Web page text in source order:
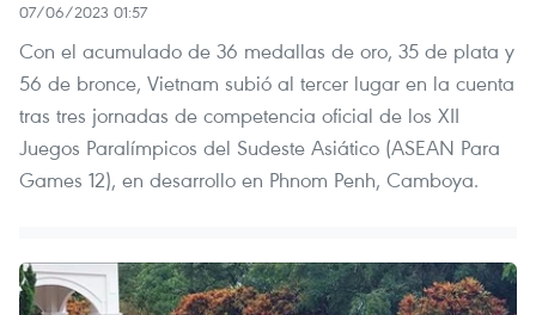
07/06/2023 01:57
Con el acumulado de 36 medallas de oro, 35 de plata y
56 de bronce, Vietnam subió al tercer lugar en la cuenta
tras tres jornadas de competencia oficial de los XII
Juegos Paralímpicos del Sudeste Asiático (ASEAN Para
Games 12), en desarrollo en Phnom Penh, Camboya.